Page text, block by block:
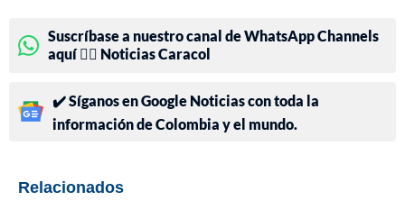
Suscríbase a nuestro canal de WhatsApp Channels
aquí 👉🏻 Noticias Caracol
✔️ Síganos en Google Noticias con toda la
información de Colombia y el mundo.
Relacionados